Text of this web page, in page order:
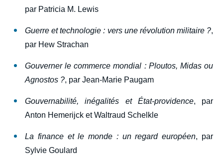
par Patricia M. Lewis
Guerre et technologie : vers une révolution militaire ?,
par Hew Strachan
Gouverner le commerce mondial : Ploutos, Midas ou
Agnostos ?, par Jean-Marie Paugam
Gouvernabilité, inégalités et État-providence, par
Anton Hemerijck et Waltraud Schelkle
La finance et le monde : un regard européen, par
Sylvie Goulard